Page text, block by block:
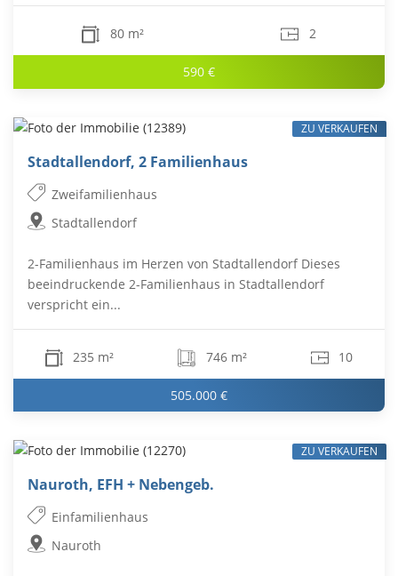
80 m² 2
590 €
Stadtallendorf, 2 Familienhaus
Zweifamilienhaus
Stadtallendorf
2-Familienhaus im Herzen von Stadtallendorf Dieses
beeindruckende 2-Familienhaus in Stadtallendorf
verspricht ein...
235 m² 746 m² 10
505.000 €
ZU VERKAUFEN
Nauroth, EFH + Nebengeb.
Einfamilienhaus
Nauroth
ZU VERKAUFEN